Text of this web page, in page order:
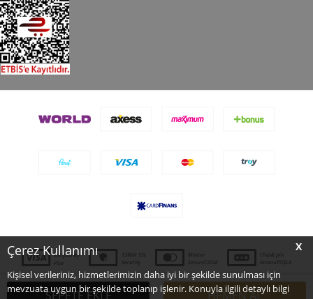
X
Çerez Kullanımı
Kişisel verileriniz, hizmetlerimizin daha iyi bir şekilde sunulması için
mevzuata uygun bir şekilde toplanıp işlenir. Konuyla ilgili detaylı bilgi
SEPETE EKLE HEMEN AL